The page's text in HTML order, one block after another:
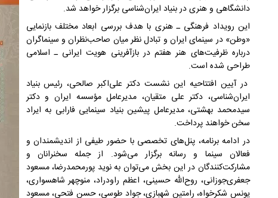
دانشگاهی و هنری در بنیاد ایران‌شناسی برگزار خواهد شد.
این رویداد فرهنگی ـ هنری با هدف بررسی ابعاد مختلف بازنمایی
«وطن» در سینمای ایران و تبادل نظر میان صاحب‌نظران و سینماگران
درباره ظرفیت‌های هنر هفتم در بازآفرینی هویت ایرانی ـ اسلامی
طراحی شده است.
در آیین افتتاحیه این نشست دکتر علی‌اکبر صالحی، رئیس بنیاد
ایران‌شناسی، دکتر علی متقیان، مدیرعامل مؤسسه ایران و دکتر
سیدمحمد بهشتی، مدیرعامل پیشین بنیاد سینمایی فارابی به ایراد
سخن خواهند پرداخت.
در ادامه برنامه، پنل‌های تخصصی با حضور طیفی از اندیشمندان و
فعالان سینما و رسانه برگزار می‌شود. از جمله سخنرانان و
مشارکت‌کنندگان در این بخش می‌توان به نوید پورمحمدرضا، مسعود
جعفری‌جوزانی، روح‌الله حسینی، اعظم راودراد، منوچهر شاهسواری،
یونس شکرخواه، رامتین شهبازی، جواد طوسی، حسن فتحی، مسعود